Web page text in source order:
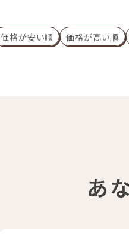
価格が安い順 価格が高い順
あ